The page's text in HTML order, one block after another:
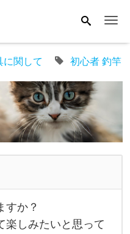
に関して 初心者 釣竿
すか？
楽しみたいと思って